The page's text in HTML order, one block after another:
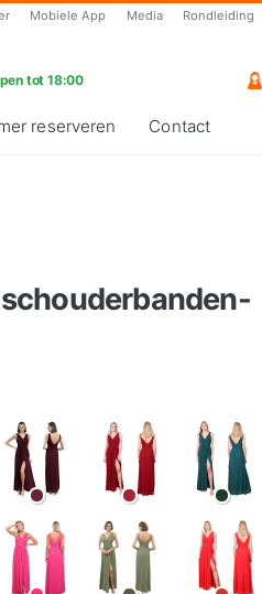
Mobiele App Media Rondleiding
tot 18:00
reserveren Contact